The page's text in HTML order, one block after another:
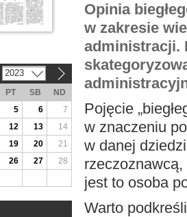
Opinia
w zakresie
administracji.
Pojęcie
w znaczeniu
w danej
jest to osoba
Warto
2023
PT SB
ND
5 6
7
12 13
14
19 20
21
26 27
28